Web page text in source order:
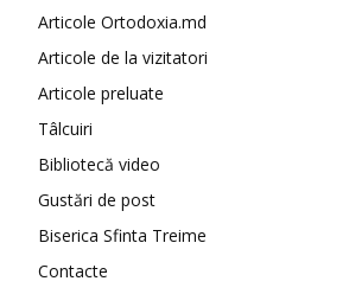
Articole Ortodoxia.md
Articole de la vizitatori
Articole preluate
Tâlcuiri
Bibliotecă video
Gustări de post
Biserica Sfinta Treime
Contacte